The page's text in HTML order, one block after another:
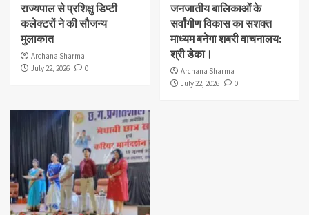
राज्यपाल से प्रशिक्षु डिप्टी
कलेक्टरों ने की सौजन्य
मुलाकात
Archana Sharma
July 22, 2026
0
जनजातीय बालिकाओं के
सर्वांगीण विकास का सशक्त
माध्यम बनेगा शबरी वाचनालय:
श्री डेका।
Archana Sharma
July 22, 2026
0